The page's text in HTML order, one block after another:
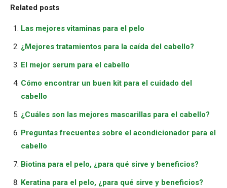
Related posts
Las mejores vitaminas para el pelo
¿Mejores tratamientos para la caída del cabello?
El mejor serum para el cabello
Cómo encontrar un buen kit para el cuidado del
cabello
¿Cuáles son las mejores mascarillas para el cabello?
Preguntas frecuentes sobre el acondicionador para el
cabello
Biotina para el pelo, ¿para qué sirve y beneficios?
Keratina para el pelo, ¿para qué sirve y beneficios?